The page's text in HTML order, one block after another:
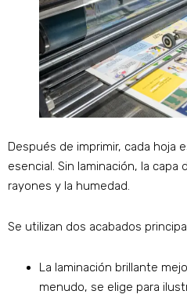
Después de imprimir, cada hoja
esencial. Sin laminación, la
rayones y la humedad.
Se utilizan dos acabados
La laminación brillante
menudo, se elige para